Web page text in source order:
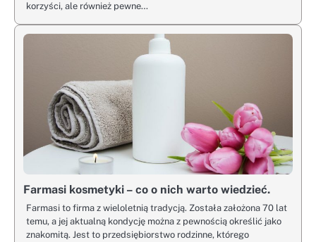
korzyści, ale również pewne…
Farmasi kosmetyki – co o nich warto wiedzieć.
Farmasi to firma z wieloletnią tradycją. Została założona 70 lat
temu, a jej aktualną kondycję można z pewnością określić jako
znakomitą. Jest to przedsiębiorstwo rodzinne, którego